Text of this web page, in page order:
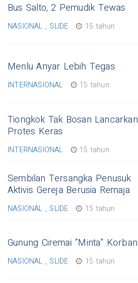
Bus Salto, 2 Pemudik Tewas
NASIONAL , SLIDE 15 tahun
Menlu Anyar Lebih Tegas
INTERNASIONAL 15 tahun
Tiongkok Tak Bosan Lancarkan
Protes Keras
INTERNASIONAL 15 tahun
Sembilan Tersangka Penusuk
Aktivis Gereja Berusia Remaja
NASIONAL , SLIDE 15 tahun
Gunung Ciremai ”Minta” Korban
NASIONAL , SLIDE 15 tahun